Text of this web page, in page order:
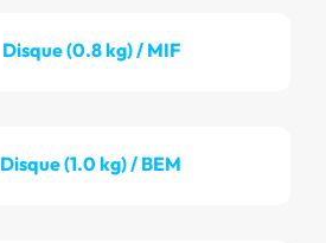
Disque (0.8 kg) / MIF
Disque (1.0 kg) / BEM